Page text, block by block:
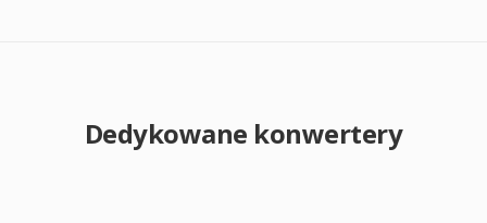
Dedykowane konwertery